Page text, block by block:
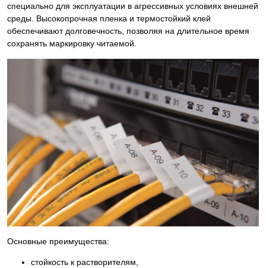
специально для эксплуатации в агрессивных условиях внешней
среды. Высокопрочная пленка и термостойкий клей
обеспечивают долговечность, позволяя на длительное время
сохранять маркировку читаемой.
Основные преимущества:
стойкость к растворителям,